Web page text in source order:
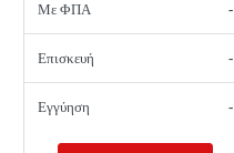
Με ΦΠΑ -
Επισκευή -
Εγγύηση -